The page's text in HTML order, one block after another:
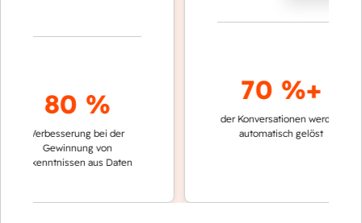
80 %
Verbesserung bei der
Gewinnung von
aus Daten
70 %+
der Konversationen werden
automatisch gelöst